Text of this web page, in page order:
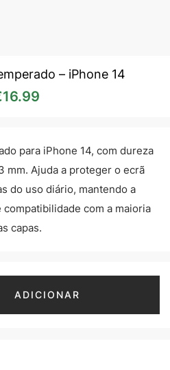
– iPhone 14
16.99
para iPhone 14, com dureza
mm. Ajuda a proteger o ecrã
do uso diário, mantendo a
com a maioria
capas.
ADICIONAR